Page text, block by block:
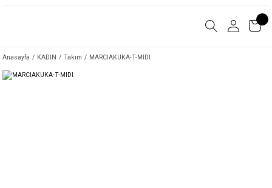
Anasayfa KADIN Takım MARCIAKUKA-T-MIDI